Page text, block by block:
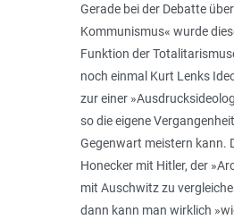
Gerade bei der Debatte
Kommunismus« wurde
Funktion der
noch einmal Kurt Lenks
zur einer
so die eigene
Gegenwart meistern kann.
Honecker mit Hitler, der
mit Auschwitz zu
dann kann man wirklich